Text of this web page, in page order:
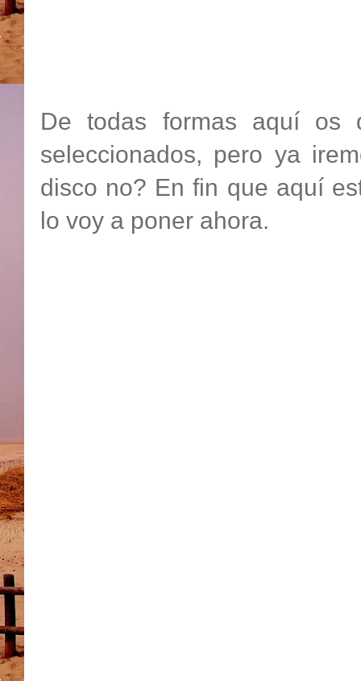
De todas formas aquíos
seleccionados, pero ya
disco no? En fin que aquí
lo voy a poner ahora.